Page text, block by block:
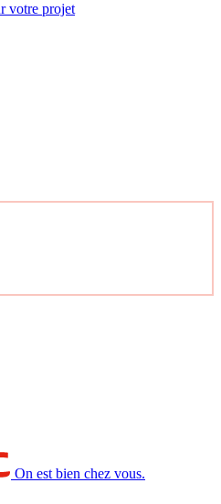
votre projet
On est bien chez vous.